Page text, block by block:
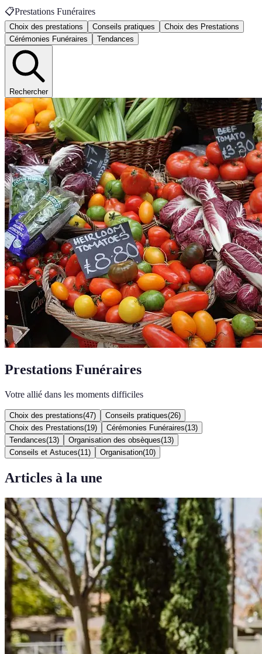
📋Prestations Funéraires
Choix des prestations Conseils pratiques
Choix des Prestations
Cérémonies Funéraires
Tendances
Rechercher
Prestations Funéraires
Votre allié dans les moments difficiles
Choix des prestations(47) Conseils pratiques(26)
Choix des Prestations(19) Cérémonies Funéraires(13)
Tendances(13) Organisation des obsèques(13)
Conseils et Astuces(11 ) Organisation(10)
Articles à la une